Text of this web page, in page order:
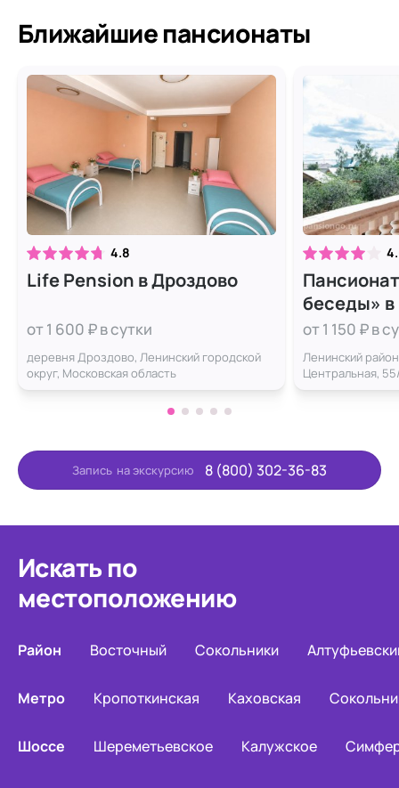
Ближайшие пансионаты
4.8
Life Pension в Дроздово
от 1 600 ₽ в сутки
деревня Дроздово, Ленинский городской
округ, Московская область
беседы»
от 1 150 ₽ в
Ленинский
Центральная,
Запись на экскурсию 8 (800) 302-36-83
Искать по
местоположению
Район Восточный Сокольники
Метро Кропоткинская Каховская
Шоссе Шереметьевское Калужское